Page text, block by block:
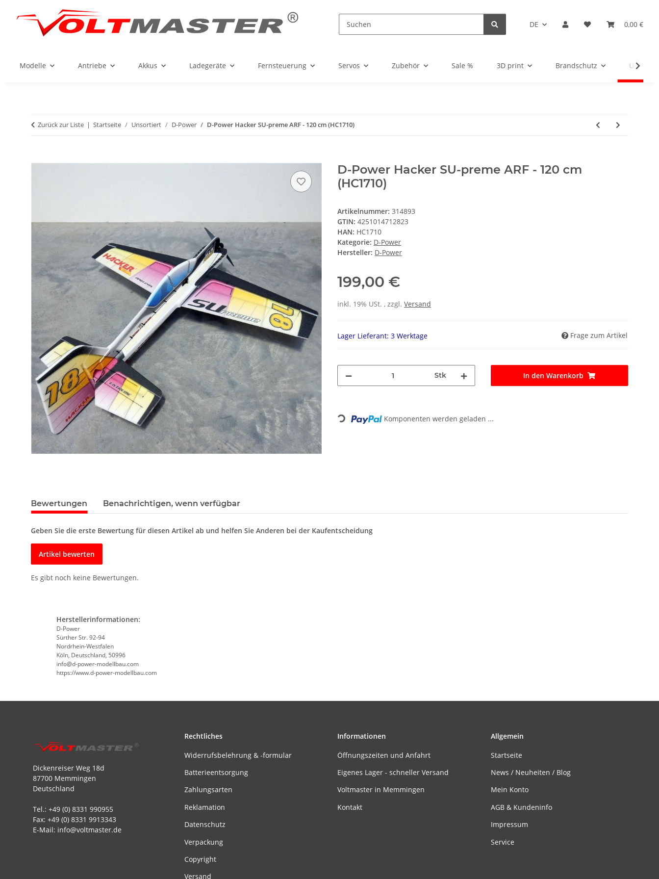
DE 0,00 €
Modelle Antriebe Akkus Ladegeräte Fernsteuerung Servos Zubehör Sale % 3D print Brandschutz
Zurück zur Liste Startseite Unsortiert D-Power D-Power Hacker SU-preme ARF - 120 cm (HC1710)
D-Power Hacker SU-preme ARF - 120 cm
(HC1710)
Artikelnummer: 314893
GTIN: 4251014712823
HAN: HC1710
Kategorie: D-Power
Hersteller: D-Power
199,00 €
inkl. 19% USt. , zzgl. Versand
Lager Lieferant: 3 Werktage Frage zum Artikel
Stk In den Warenkorb
Loading... Komponenten werden geladen ...
Bewertungen Benachrichtigen, wenn verfügbar
Geben Sie die erste Bewertung für diesen Artikel ab und helfen Sie Anderen bei der Kaufentscheidung
Artikel bewerten
Es gibt noch keine Bewertungen.
Herstellerinformationen:
D-Power
Sürther Str. 92-94
Nordrhein-Westfalen
Köln, Deutschland, 50996
info@d-power-modellbau.com
https://www.d-power-modellbau.com
Dickenreiser Weg 18d
87700 Memmingen
Deutschland
Tel.: +49 (0) 8331 990955
Fax: +49 (0) 8331 9913343
E-Mail: info@voltmaster.de
Rechtliches
Widerrufsbelehrung & -formular
Batterieentsorgung
Zahlungsarten
Reklamation
Datenschutz
Verpackung
Copyright
Versand
Informationen
Öffnungszeiten und Anfahrt
Eigenes Lager - schneller Versand
Voltmaster in Memmingen
Kontakt
Allgemein
Startseite
News / Neuheiten / Blog
Mein Konto
AGB & Kundeninfo
Impressum
Service